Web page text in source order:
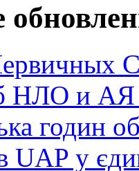
НЛО и
годин
UAP у